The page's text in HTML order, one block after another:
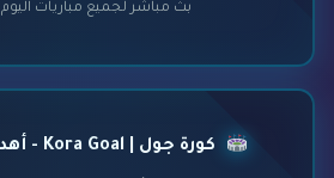
بث مباشر لجميع مباريات اليوم HD مجاناً
كورة جول | Kora Goal - أهداف وملخصات